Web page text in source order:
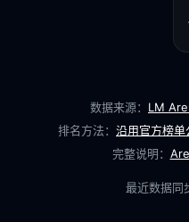
数据来源： LM
排名方法： 沿用官方榜
完整说明：
最近数据同